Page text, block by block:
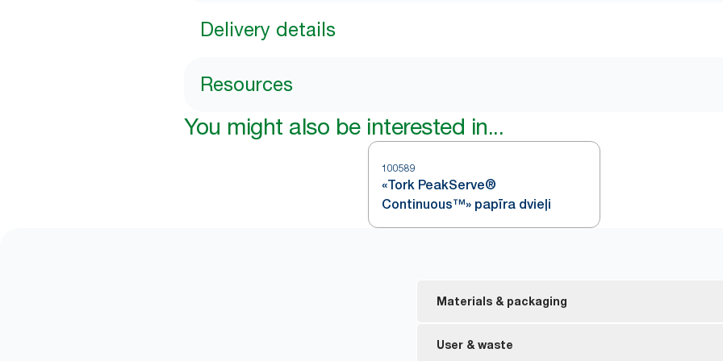
Delivery details
Resources
You might also be interested in...
100589
«Tork PeakServe®
Continuous™» papīra dvieļi
Materials & packaging
ES ekomarķējuma sertificēti papildinājumi –
User & waste